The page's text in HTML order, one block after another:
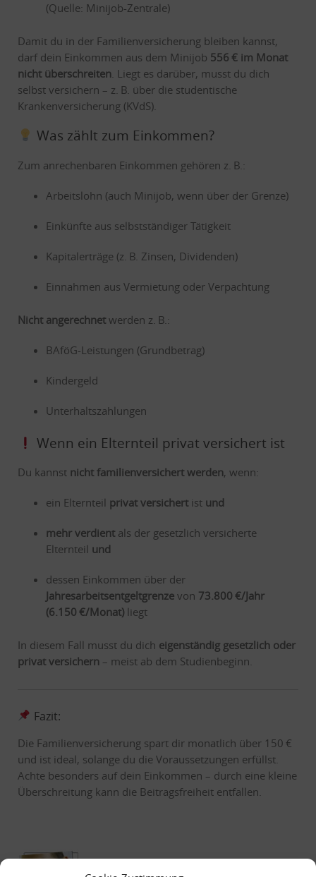
(Quelle: Minijob-Zentrale)
Damit du in der Familienversicherung bleiben kannst,
darf dein Einkommen aus dem Minijob 556 € im Monat
nicht überschreiten. Liegt es darüber, musst du dich
selbst versichern – z. B. über die studentische
Krankenversicherung (KVdS).
Was zählt zum Einkommen?
Zum anrechenbaren Einkommen gehören z. B.:
Arbeitslohn (auch Minijob, wenn über der Grenze)
Einkünfte aus selbstständiger Tätigkeit
Kapitalerträge (z. B. Zinsen, Dividenden)
Einnahmen aus Vermietung oder Verpachtung
Nicht angerechnet werden z. B.:
BAföG-Leistungen (Grundbetrag)
Kindergeld
Unterhaltszahlungen
Wenn ein Elternteil privat versichert ist
Du kannst nicht familienversichert werden, wenn:
ein Elternteil privat versichert ist und
mehr verdient als der gesetzlich versicherte
Elternteil und
dessen Einkommen über der
Jahresarbeitsentgeltgrenze von 73.800 €/Jahr
(6.150 €/Monat) liegt
In diesem Fall musst du dich eigenständig gesetzlich oder
privat versichern – meist ab dem Studienbeginn.
Fazit:
Die Familienversicherung spart dir monatlich über 150 €
und ist ideal, solange du die Voraussetzungen erfüllst.
Achte besonders auf dein Einkommen – durch eine kleine
Überschreitung kann die Beitragsfreiheit entfallen.